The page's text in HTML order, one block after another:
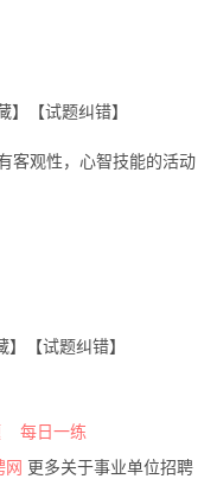
【试题纠错】
客观性，心智技能的活动
【试题纠错】
每日一练
网 更多关于事业单位招聘